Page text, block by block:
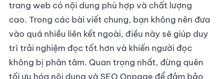
trang web có nội dung phù hợp và chất lượng
cao. Trong các bài viết chung, bạn không nên đưa
vào quá nhiều liên kết ngoài, điều này sẽ giúp duy
trì trải nghiệm đọc tốt hơn và khiến người đọc
không bị phân tâm. Quan trọng nhất, đừng quên
tối ưu hóa nội dung và SEO Onpage để đảm bảo